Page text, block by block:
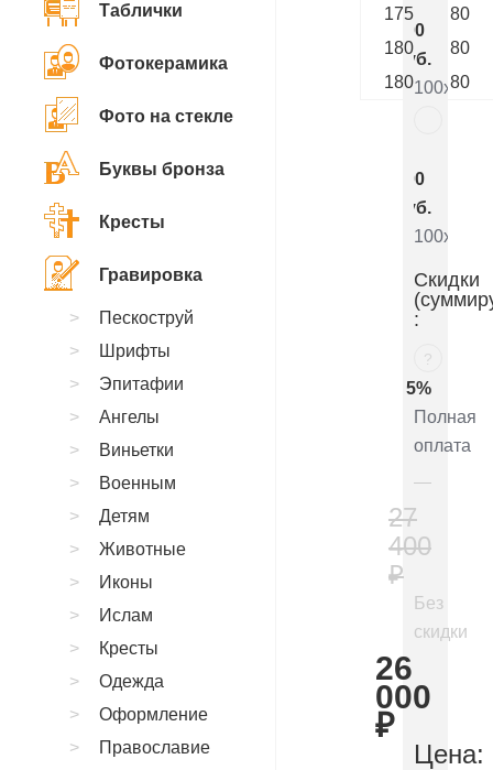
175
80
180
80
180
80
800
руб.
100x50x5
000
руб.
100x50x8
Скидки
:
?
5%
Полная
оплата
27
400
₽
Без
скидки
26
000
₽
Цена:
Таблички
Фотокерамика
Фото на стекле
Буквы бронза
Кресты
Гравировка
Пескоструй
Шрифты
Эпитафии
Ангелы
Виньетки
Военным
Детям
Животные
Иконы
Ислам
Кресты
Одежда
Оформление
Православие